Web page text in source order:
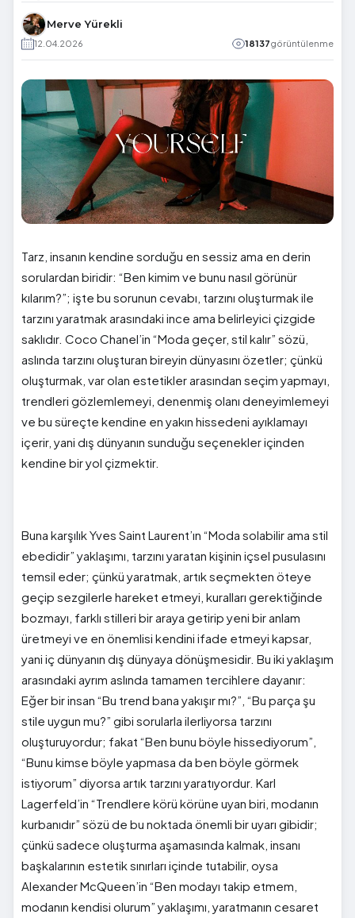
Merve Yürekli
12.04.2026 18137görüntülenme
Tarz, insanın kendine sorduğu en sessiz ama en derin
sorulardan biridir: “Ben kimim ve bunu nasıl görünür
kılarım?”; işte bu sorunun cevabı, tarzını oluşturmak ile
tarzını yaratmak arasındaki ince ama belirleyici çizgide
saklıdır. Coco Chanel’in “Moda geçer, stil kalır” sözü,
aslında tarzını oluşturan bireyin dünyasını özetler; çünkü
oluşturmak, var olan estetikler arasından seçim yapmayı,
trendleri gözlemlemeyi, denenmiş olanı deneyimlemeyi
ve bu süreçte kendine en yakın hissedeni ayıklamayı
içerir, yani dış dünyanın sunduğu seçenekler içinden
kendine bir yol çizmektir.
Buna karşılık Yves Saint Laurent’ın “Moda solabilir ama stil
ebedidir” yaklaşımı, tarzını yaratan kişinin içsel pusulasını
temsil eder; çünkü yaratmak, artık seçmekten öteye
geçip sezgilerle hareket etmeyi, kuralları gerektiğinde
bozmayı, farklı stilleri bir araya getirip yeni bir anlam
üretmeyi ve en önemlisi kendini ifade etmeyi kapsar,
yani iç dünyanın dış dünyaya dönüşmesidir. Bu iki yaklaşım
arasındaki ayrım aslında tamamen tercihlere dayanır:
Eğer bir insan “Bu trend bana yakışır mı?”, “Bu parça şu
stile uygun mu?” gibi sorularla ilerliyorsa tarzını
oluşturuyordur; fakat “Ben bunu böyle hissediyorum”,
“Bunu kimse böyle yapmasa da ben böyle görmek
istiyorum” diyorsa artık tarzını yaratıyordur. Karl
Lagerfeld’in “Trendlere körü körüne uyan biri, modanın
kurbanıdır” sözü de bu noktada önemli bir uyarı gibidir;
çünkü sadece oluşturma aşamasında kalmak, insanı
başkalarının estetik sınırları içinde tutabilir, oysa
Alexander McQueen’in “Ben modayı takip etmem,
modanın kendisi olurum” yaklaşımı, yaratmanın cesaret